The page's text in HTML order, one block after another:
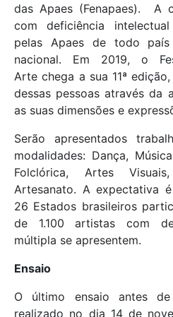
das Apaes (Fenapaes). A
com deficiência
pelas Apaes de todo
nacional. Em 2019, o
Arte chega a sua 11ª
dessas pessoas através da
as suas dimensões e
Serão apresentados
modalidades: Dança,
Folclórica, Artes
Artesanato. A expectativa
26 Estados brasileiros
de 1.100 artistas com
múltipla se apresentem.
Ensaio
O último ensaio antes
realizado no dia 14 de